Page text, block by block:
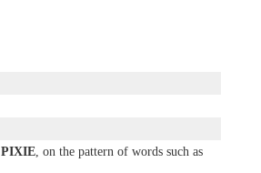
PIXIE, on the pattern of words such as